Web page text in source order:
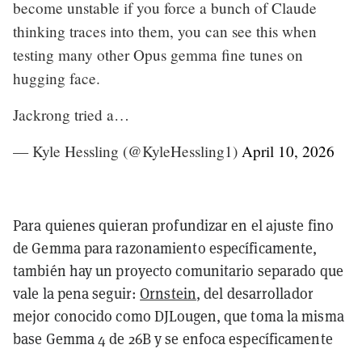
become unstable if you force a bunch of Claude
thinking traces into them, you can see this when
testing many other Opus gemma fine tunes on
hugging face.
Jackrong tried a…
— Kyle Hessling (@KyleHessling1) April 10, 2026
Para quienes quieran profundizar en el ajuste fino
de Gemma para razonamiento específicamente,
también hay un proyecto comunitario separado que
vale la pena seguir:Ornstein, del desarrollador
mejor conocido como DJLougen, que toma la misma
base Gemma 4 de 26B y se enfoca específicamente